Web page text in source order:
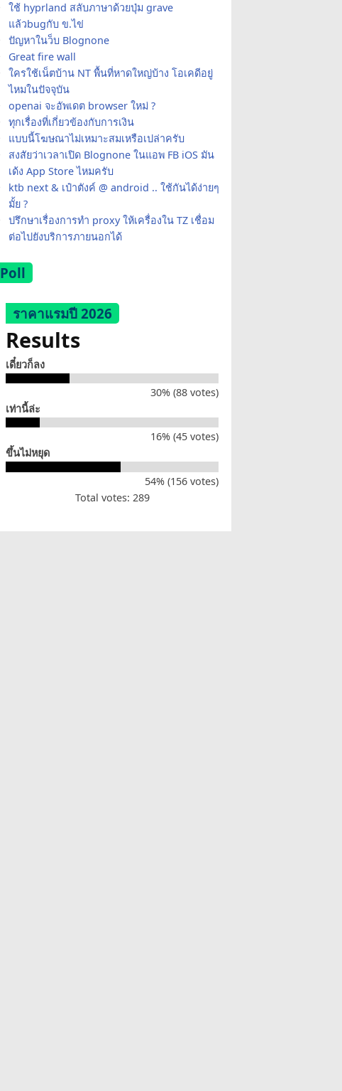
ใช้ hyprland สลับภาษาด้วยปุ่ม grave
แล้วbugกับ ข.ไข่
ปัญหาในว็บ Blognone
Great fire wall
ใครใช้เน็ตบ้าน NT พื้นที่หาดใหญ่บ้าง โอเคดีอยู่
ไหมในปัจจุบัน
openai จะอัพเดต browser ใหม่ ?
ทุกเรื่องที่เกี่ยวข้องกับการเงิน
แบบนี้โฆษณาไม่เหมาะสมเหรือเปล่าครับ
สงสัยว่าเวลาเปิด Blognone ในแอพ FB iOS มัน
เด้ง App Store ไหมครับ
ktb next & เป๋าตังค์ @ android .. ใช้กันได้ง่ายๆ
มั้ย ?
ปรึกษาเรื่องการทำ proxy ให้เครื่องใน TZ เชื่อม
ต่อไปยังบริการภายนอกได้
Poll
ราคาแรมปี 2026
Results
เดี๋ยวก็ลง
30% (88 votes)
เท่านี้ล่ะ
16% (45 votes)
ขึ้นไม่หยุด
54% (156 votes)
Total votes: 289